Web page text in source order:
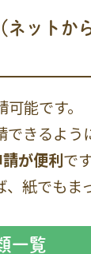
ットか
能です。
できるよう
が便利で
紙でもま
一覧